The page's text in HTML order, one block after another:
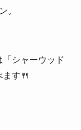
。
シャーウッド
す🍴